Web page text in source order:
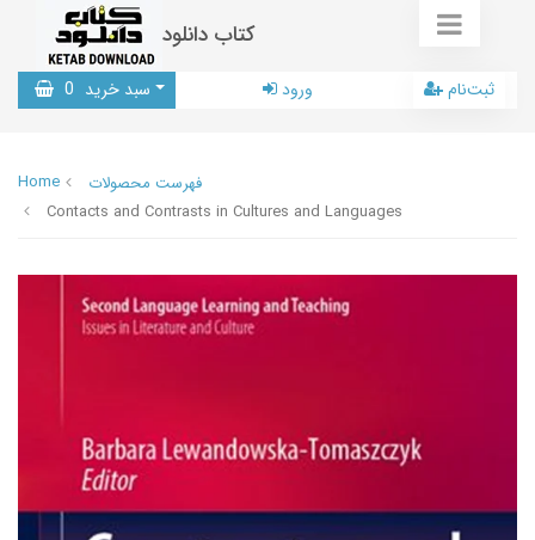
کتاب دانلود
سبد خرید 0 ورود ثبت‌نام
Home
فهرست محصولات
Contacts and Contrasts in Cultures and Languages